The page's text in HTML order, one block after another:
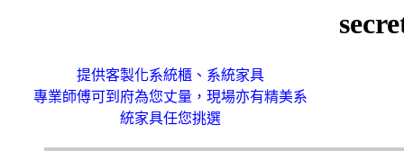
提供客製化系統櫃、系統家具
專業師傅可到府為您丈量，現場亦有精美系
統家具任您挑選